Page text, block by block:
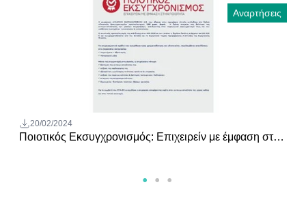
Αναρτήσεις
20/02/2024
Ποιοτικός Εκσυγχρονισμός: Επιχειρείν με έμφαση στην